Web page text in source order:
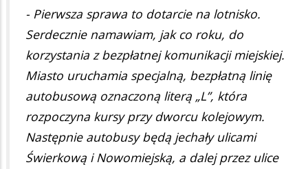
- Pierwsza sprawa to dotarcie na lotnisko.
Serdecznie namawiam, jak co roku, do
korzystania z bezpłatnej komunikacji miejskiej.
Miasto uruchamia specjalną, bezpłatną linię
autobusową oznaczoną literą „L”, która
rozpoczyna kursy przy dworcu kolejowym.
Następnie autobusy będą jechały ulicami
Świerkową i Nowomiejską, a dalej przez ulice